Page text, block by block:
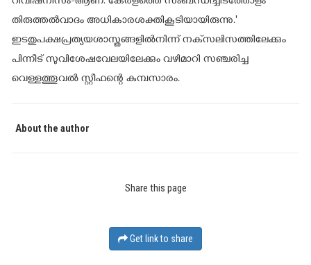
തിരുത്തൽവാദം അധികാരശക്തികൂടിയായിരുന്നു.'
ഇടതുപക്ഷപ്രത്യയശാസ്ത്രങ്ങളിൽനിന്ന് നക്‌സലിസത്തിലേക്കും
പിന്നീട് സുവിശേഷവേലയിലേക്കും വഴിമാറി സഞ്ചരിച്ച
വെള്ളത്തൂവൽ സ്റ്റീഫന്റെ കുമ്പസാരം.
About the author
Share this page
Get link to share